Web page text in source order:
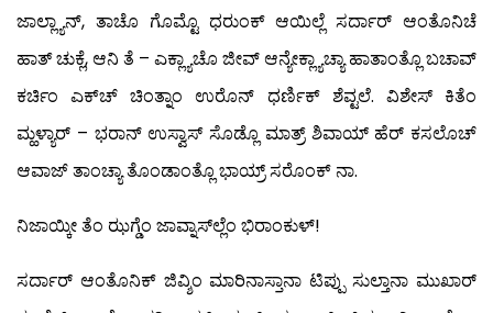
ಜಾಲ್ಲ್ಯಾನ್, ತಾಚೊ ಗೊಮ್ಟೊ ಧರುಂಕ್ ಆಯಿಲ್ಲೆ ಸರ್ದಾರ್ ಆಂತೊನಿಚೆ
ಹಾತ್ ಚುಕ್ಲೆ, ಆನಿ ತೆ – ಎಕ್ಲ್ಯಾಚೊ ಜೀವ್ ಆನ್ಯೇಕ್ಲ್ಯಾಚ್ಯಾ ಹಾತಾಂತ್ಲೊ ಬಚಾವ್
ಕರ್ಚಿಂ ಎಕ್‍ಚ್ ಚಿಂತ್ನಾಂ ಉರೊನ್ ಧರ್ಣಿಕ್ ಶೆವ್ಟಲೆ. ವಿಶೇಸ್ ಕಿತೆಂ
ಮ್ಹಳ್ಯಾರ್ – ಭರಾನ್ ಉಸ್ವಾಸ್ ಸೊಡ್ಲೊ ಮಾತ್ರ್ ಶಿವಾಯ್ ಹೆರ್ ಕಸಲೊಚ್
ಆವಾಜ್ ತಾಂಚ್ಯಾ ತೊಂಡಾಂತ್ಲೊ ಭಾಯ್ರ್ ಸರೊಂಕ್ ನಾ.
ನಿಜಾಯ್ಕೀ ತೆಂ ಝಗ್ಡೆಂ ಜಾವ್ನಾಸ್‍ಲ್ಲೆಂ ಭಿರಾಂಕುಳ್!
ಸರ್ದಾರ್ ಆಂತೊನಿಕ್ ಜಿವ್ಶಿಂ ಮಾರಿನಾಸ್ತಾನಾ ಟಿಪ್ಪು ಸುಲ್ತಾನಾ ಮುಖಾರ್